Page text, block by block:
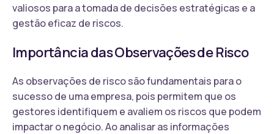
valiosos para a tomada de decisões estratégicas e a
gestão eficaz de riscos.
Importância das Observações de Risco
As observações de risco são fundamentais para o
sucesso de uma empresa, pois permitem que os
gestores identifiquem e avaliem os riscos que podem
impactar o negócio. Ao analisar as informações